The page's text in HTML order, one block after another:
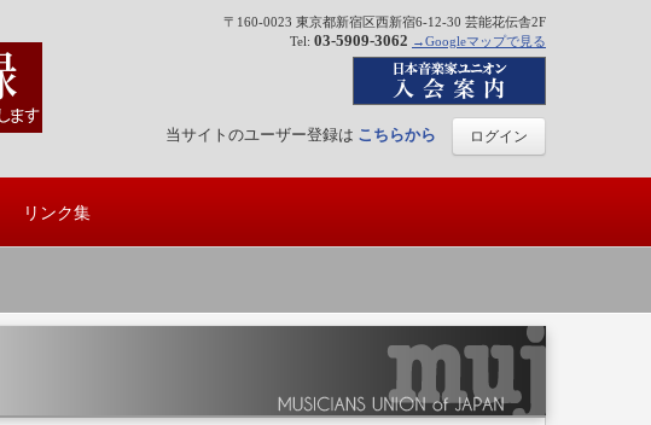
〒160-0023 東京都新宿区西新宿6-12-30 芸能花伝舎2F
Tel: 03-5909-3062 →Googleマップで見る
当サイトのユーザー登録は こちらから ログイン
リンク集